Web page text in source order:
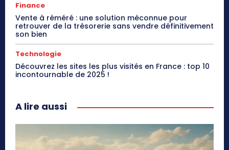
Finance
Vente à réméré : une solution méconnue pour
retrouver de la trésorerie sans vendre définitivement
son bien
Technologie
Découvrez les sites les plus visités en France : top 10
incontournable de 2025 !
A lire aussi